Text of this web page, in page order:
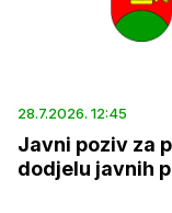
28.7.2026. 12:45
Javni poziv za
dodjelu javnih